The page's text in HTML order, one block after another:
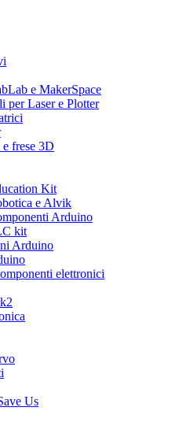
e MakerSpace
per Laser e Plotter
frese 3D
Kit
e Alvik
Arduino
kit
Arduino
elettronici
Us